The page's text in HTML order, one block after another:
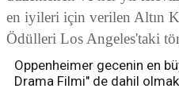
en iyileri için verilen Altın
Ödülleri Los Angeles'taki
Oppenheimer gecenin en
Drama Filmi" de dahil